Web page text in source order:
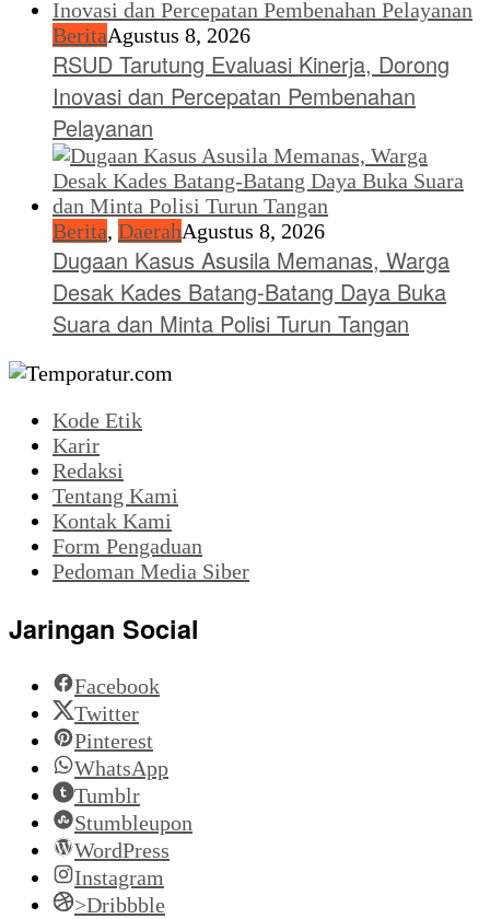
BeritaAgustus 8, 2026
RSUD Tarutung Evaluasi Kinerja, Dorong
Inovasi dan Percepatan Pembenahan
Pelayanan
Berita, DaerahAgustus 8, 2026
Dugaan Kasus Asusila Memanas, Warga
Desak Kades Batang-Batang Daya Buka
Suara dan Minta Polisi Turun Tangan
Kode Etik
Karir
Redaksi
Tentang Kami
Kontak Kami
Form Pengaduan
Pedoman Media Siber
Jaringan Social
Facebook
Twitter
Pinterest
WhatsApp
Tumblr
Stumbleupon
WordPress
Instagram
>Dribbble